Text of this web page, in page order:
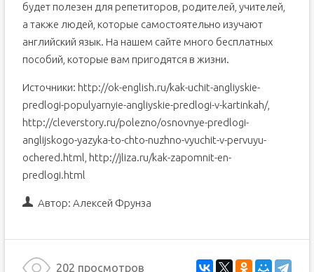
будет полезен для репетиторов, родителей, учителей,
а также людей, которые самостоятельно изучают
английский язык. На нашем сайте много бесплатных
пособий, которые вам пригодятся в жизни.
Источники: http://ok-english.ru/kak-uchit-angliyskie-
predlogi-populyarnyie-angliyskie-predlogi-v-kartinkah/,
http://cleverstory.ru/polezno/osnovnye-predlogi-
anglijskogo-yazyka-to-chto-nuzhno-vyuchit-v-pervuyu-
ochered.html, http://jliza.ru/kak-zapomnit-en-
predlogi.html
Автор: Алексей Фрунза
202 просмотров